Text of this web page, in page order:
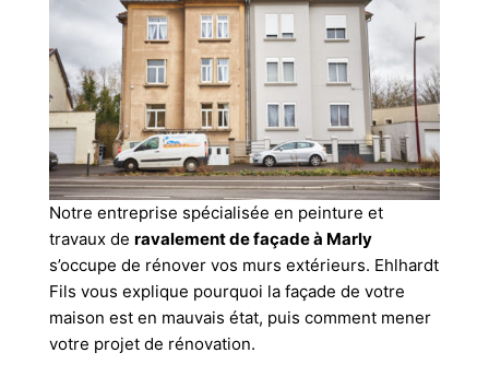
Notre entreprise spécialisée en peinture et
travaux de ravalement de façade à Marly
s’occupe de rénover vos murs extérieurs. Ehlhardt
Fils vous explique pourquoi la façade de votre
maison est en mauvais état, puis comment mener
votre projet de rénovation.